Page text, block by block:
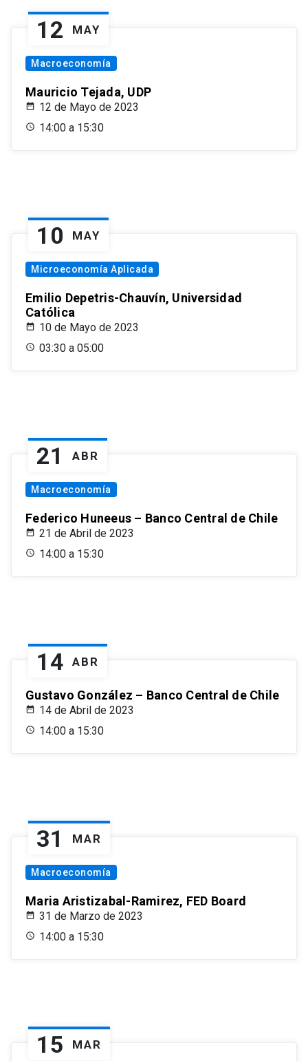
12 MAY
Macroeconomía
Mauricio Tejada, UDP
12 de Mayo de 2023
14:00 a 15:30
10 MAY
Microeconomía Aplicada
Emilio Depetris-Chauvín, Universidad
Católica
10 de Mayo de 2023
03:30 a 05:00
21 ABR
Macroeconomía
Federico Huneeus – Banco Central de Chile
21 de Abril de 2023
14:00 a 15:30
14 ABR
Gustavo González – Banco Central de Chile
14 de Abril de 2023
14:00 a 15:30
31 MAR
Macroeconomía
Maria Aristizabal-Ramirez, FED Board
31 de Marzo de 2023
14:00 a 15:30
15 MAR